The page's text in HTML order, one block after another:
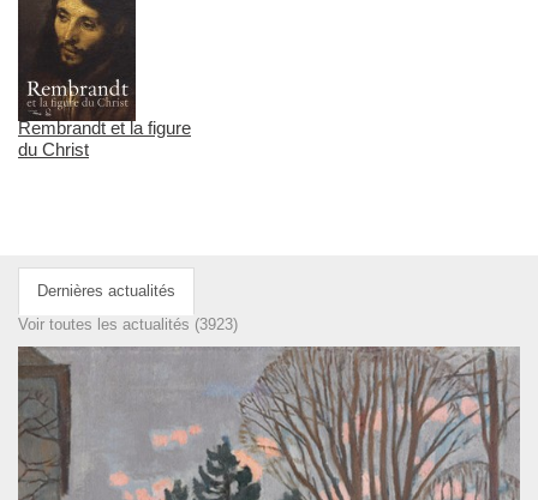
Rembrandt et la figure
du Christ
Dernières actualités
Voir toutes les actualités (3923)